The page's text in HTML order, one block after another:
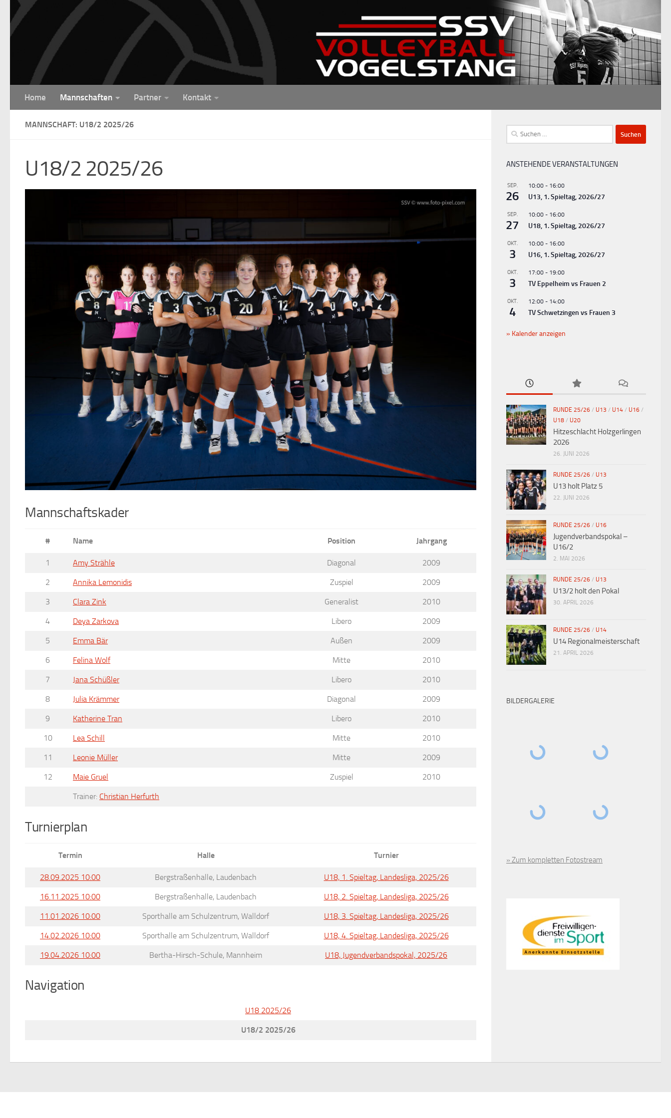
Unter dem Inhalt
Home Mannschaften Partner Kontakt
MANNSCHAFT: U18/2 2025/26
U18/2 2025/26
Mannschaftskader
# Name Position Jahrgang
1 Amy Strähle Diagonal 2009
2 Annika Lemonidis Zuspiel 2009
3 Clara Zink Generalist 2010
4 Deya Zarkova Libero 2009
5 Emma Bär Außen 2009
6 Felina Wolf Mitte 2010
7 Jana Schüßler Libero 2010
8 Julia Krämmer Diagonal 2009
9 Katherine Tran Libero 2010
10 Lea Schill Mitte 2010
11 Leonie Müller Mitte 2009
12 Maie Gruel Zuspiel 2010
Trainer: Christian Herfurth
Turnierplan
Termin Halle Turnier
28.09.2025 10:00 Bergstraßenhalle, Laudenbach U18, 1. Spieltag, Landesliga, 2025/26
16.11.2025 10:00 Bergstraßenhalle, Laudenbach U18, 2. Spieltag, Landesliga, 2025/26
11.01.2026 10:00 Sporthalle am Schulzentrum, Walldorf U18, 3. Spieltag, Landesliga, 2025/26
14.02.2026 10:00 Sporthalle am Schulzentrum, Walldorf U18, 4. Spieltag, Landesliga, 2025/26
19.04.2026 10:00 Bertha-Hirsch-Schule, Mannheim U18, Jugendverbandspokal, 2025/26
Navigation
U18 2025/26
U18/2 2025/26
Suchen
nach:
ANSTEHENDE VERANSTALTUNGEN
SEP.
26
10:00 - 16:00
U13, 1. Spieltag, 2026/27
SEP.
27
10:00 - 16:00
U18, 1. Spieltag, 2026/27
OKT.
3
10:00 - 16:00
U16, 1. Spieltag, 2026/27
OKT.
3
17:00 - 19:00
TV Eppelheim vs Frauen 2
OKT.
4
12:00 - 14:00
TV Schwetzingen vs Frauen 3
Kalender anzeigen
RUNDE 25/26 / U13 / U14 / U16 /
U18 / U20
Hitzeschlacht Holzgerlingen
2026
26. JUNI 2026
RUNDE 25/26 / U13
U13 holt Platz 5
22. JUNI 2026
RUNDE 25/26 / U16
Jugendverbandspokal –
U16/2
2. MAI 2026
RUNDE 25/26 / U13
U13/2 holt den Pokal
30. APRIL 2026
RUNDE 25/26 / U14
U14 Regionalmeisterschaft
21. APRIL 2026
BILDERGALERIE
» Zum kompletten Fotostream